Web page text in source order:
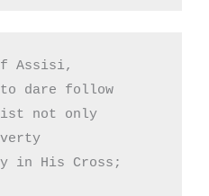
Assisi,
dare follow
not only
in His Cross;